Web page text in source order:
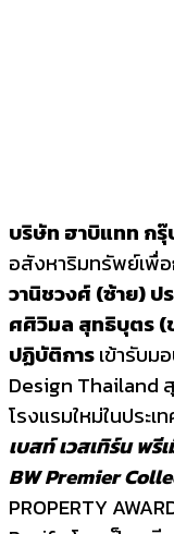
บริษัท ฮาบิแทท กรุ๊
อสังหาริมทรัพย์เพื่
วานิชวงศ์ (ซ้าย) ป
ศศิวิมล สุทธิบุตร (
ปฏิบัติการเข้ารับม
Design Thailand
โรงแรมใหม่ในประเ
เบสท์ เวสเทิร์น พรี
BW Premier
PROPERTY